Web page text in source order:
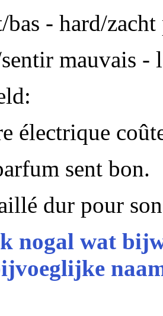
- hard/zacht
mauvais -
électrique
sent bon.
dur pour
nogal wat